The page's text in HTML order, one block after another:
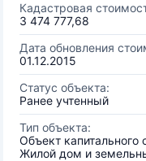
Кадастровая
3 474 777,68
Дата обновления
01.12.2015
Статус объекта:
Ранее учтенный
Тип объекта:
Объект
Жилой дом и